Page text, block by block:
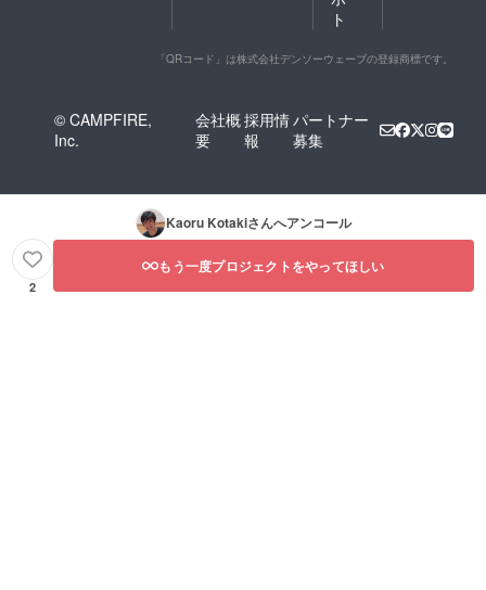
ト
「QRコード」は株式会社デンソーウェーブの登録商標です。
© CAMPFIRE,
Inc.
会社概
要
採用情
報
パートナー
募集
Kaoru Kotakiさんへアンコール
2
もう一度プロジェクトをやってほしい